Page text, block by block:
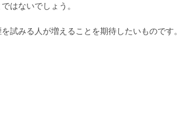
はないでしょう。
試みる人が増えることを期待したいものです。